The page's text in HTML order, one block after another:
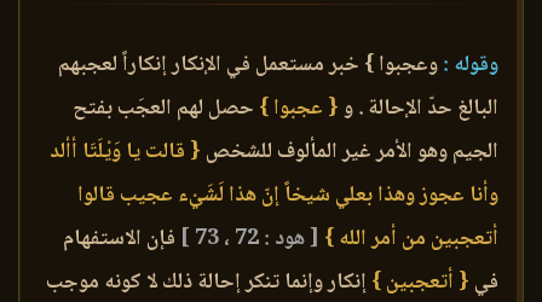
وقوله :وعجبوا } خبر مستعمل في الإنكار إنكاراً لعجبهم
البالغ حدّ الإحالة . و{ عجبوا } حصل لهم العجَب بفتح
الجيم وهو الأمر غير المألوف للشخص { قالت يا وَيْلَتَا أألد
وأنا عجوز وهذا بعلي شيخاً إنّ هذا لَشَيْء عجيب قالوا
أتعجبين من أمر الله } [ هود : 72 ، 73 ]
فإن الاستفهام
في { أتعجبين }إنكار وإنما تنكر إحالة ذلك لا كونه موجب